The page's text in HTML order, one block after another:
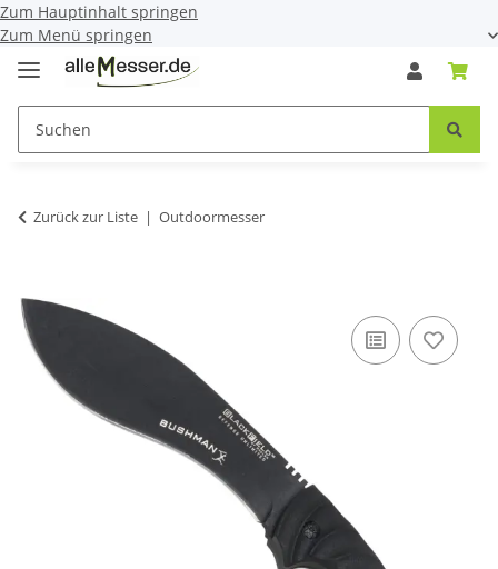
Zum Hauptinhalt springen
Zum Menü springen
Zurück zur Liste Outdoormesser